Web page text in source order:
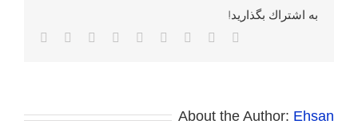
به اشتراك بگذاريد!
Facebook
Twitter
Reddit
LinkedIn
WhatsApp
Tumblr
Pinterest
About the Author: Ehsan